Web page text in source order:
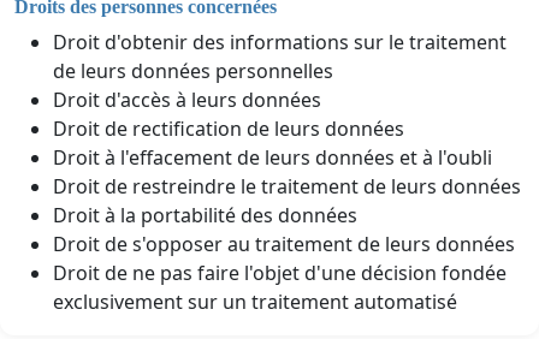
Droits des personnes concernées
Droit d'obtenir des informations sur le traitement
de leurs données personnelles
Droit d'accès à leurs données
Droit de rectification de leurs données
Droit à l'effacement de leurs données et à l'oubli
Droit de restreindre le traitement de leurs données
Droit à la portabilité des données
Droit de s'opposer au traitement de leurs données
Droit de ne pas faire l'objet d'une décision fondée
exclusivement sur un traitement automatisé